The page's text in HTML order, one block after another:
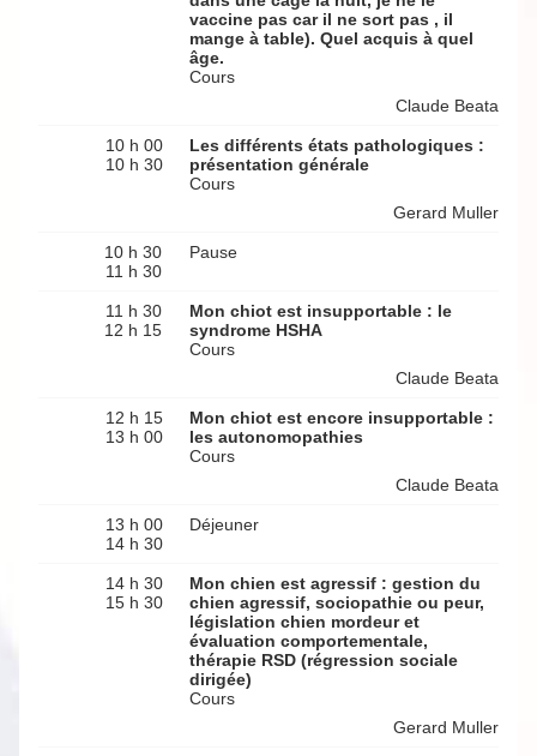
vaccine pas car il ne sort pas , il
mange à table). Quel acquis à quel
âge.
Cours
Claude Beata
10 h 00
10 h 30
Les différents états pathologiques :
présentation générale
Cours
Gerard Muller
10 h 30
11 h 30
Pause
11 h 30
12 h 15
Mon chiot est insupportable : le
syndrome HSHA
Cours
Claude Beata
12 h 15
13 h 00
Mon chiot est encore insupportable :
les autonomopathies
Cours
Claude Beata
13 h 00
14 h 30
Déjeuner
14 h 30
15 h 30
Mon chien est agressif : gestion du
chien agressif, sociopathie ou peur,
législation chien mordeur et
évaluation comportementale,
thérapie RSD (régression sociale
dirigée)
Cours
Gerard Muller